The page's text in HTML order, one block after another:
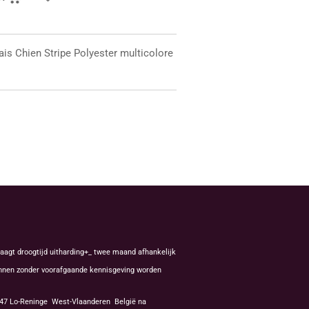
Chien Stripe Polyester multicolore
droogtijd uitharding+_ twee maand afhankelijk
zonder voorafgaande kennisgeving worden
Lo-Reninge West-Vlaanderen België na